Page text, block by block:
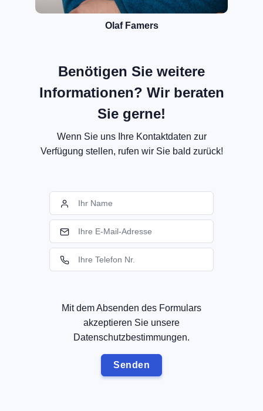
Olaf Famers
Benötigen Sie weitere
Informationen? Wir beraten
Sie gerne!
Wenn Sie uns Ihre Kontaktdaten zur
Verfügung stellen, rufen wir Sie bald zurück!
Mit dem Absenden des Formulars
akzeptieren Sie unsere
Datenschutzbestimmungen.